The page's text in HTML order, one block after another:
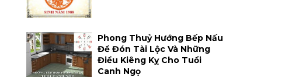
Phong Thuỷ Hướng Bếp Nấu
Để Đón Tài Lộc Và Những
Điều Kiêng Kỵ Cho Tuổi
Canh Ngọ